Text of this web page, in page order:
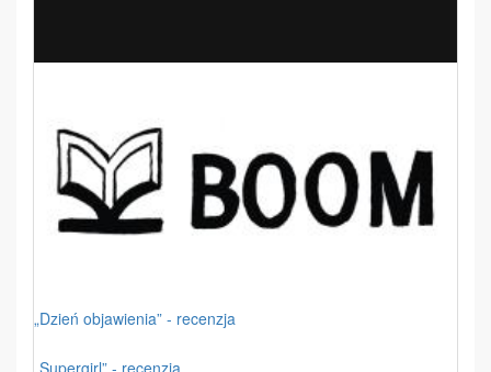
„Dzień objawienia” - recenzja
„Supergirl” - recenzja